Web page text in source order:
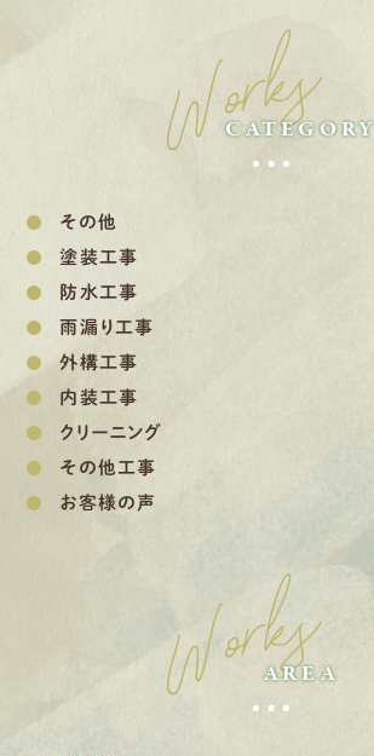
Works
CATEGORY
その他
塗装工事
防水工事
雨漏り工事
外構工事
内装工事
クリーニング
その他工事
お客様の声
Works
AREA